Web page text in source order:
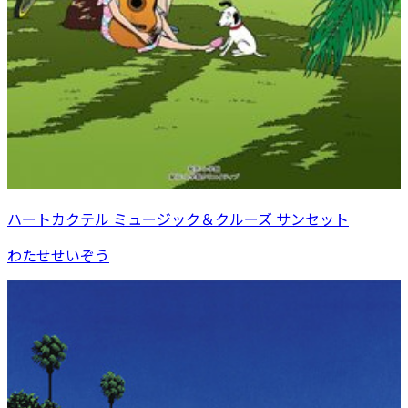
ハートカクテル ミュージック＆クルーズ サンセット
わたせせいぞう